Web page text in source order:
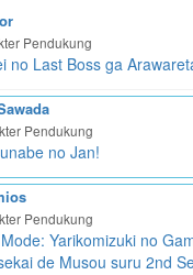
Pendukung
no Last Boss ga
Pendukung
no Jan!
Pendukung
Yarikomizuki no
de Musou suru 2nd